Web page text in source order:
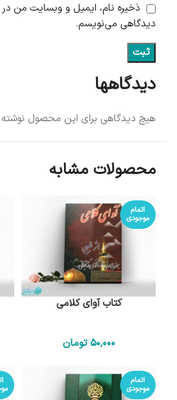
دیدگاهها
هیچ دیدگاهی برای این محصول
ذخیره نام، ایمیل و وبسایت من در
دیدگاهی می‌نویسم.
محصولات مشابه
اتمام
موجودی
کتاب آوای کلامی
50٬000 تومان
اتمام
موجودی